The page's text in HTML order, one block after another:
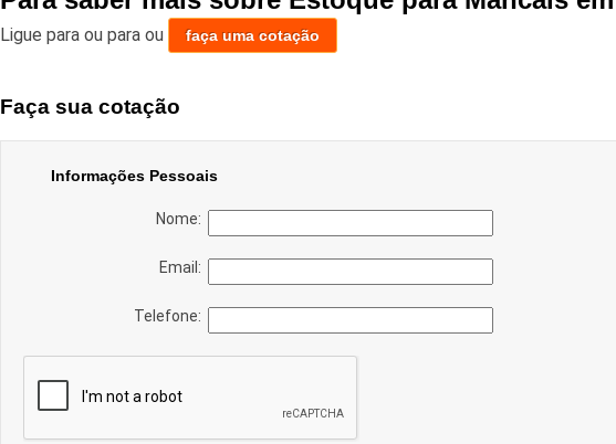
Ligue para ou para ou faça uma cotação
Faça sua cotação
Informações Pessoais
Nome:
Email:
Telefone: